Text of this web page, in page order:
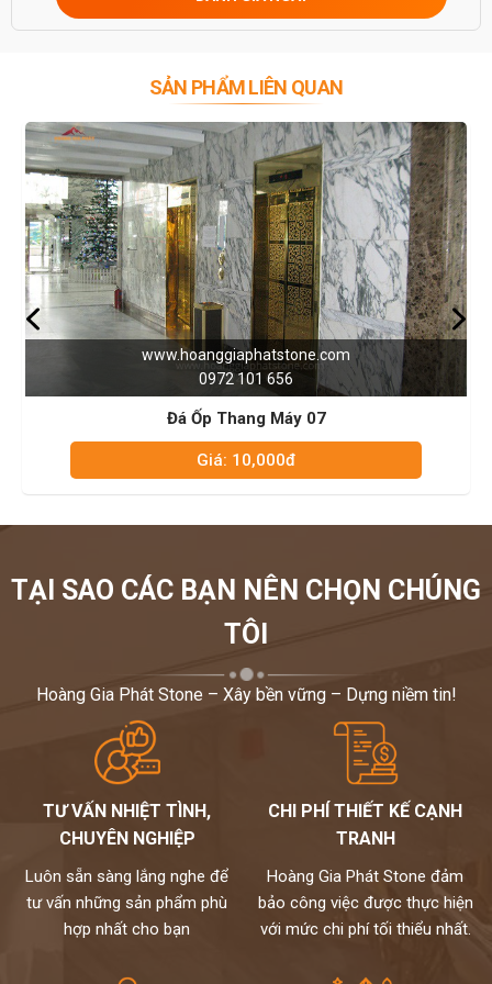
Trên thị trường hiện nay có nhiều đơn vị cung cấp đá ốp thang máy
không tránh khỏi mua phải những loại đá kém chất lượng cũng như
thương hiệu không uy tín.
kho đá hoàng gia phát - một đơn vị được khách hàng tin tưởng
Chúng tôi mang đến những sản phẩm đá ốp thang máy đẹp, chất
lượng hoàn hảo và có mức giá phù hợp với nhu cầu sử dụng trên thị
trường. Đã có nhiều năm kinh nghiệm trong lĩnh vực thi công đá
nên rất am hiểu về đá sẽ mang đến những thông tin chính xác cho
khách hàng trong quá trình lựa chọn.
NIỀM TIN CỦA KHÁCH LÀ HẠNH PHÚC CỦA CHÚNG TÔI - HÂN
HẠNHĐƯỢC PHỤC VỤ QUÝ KHÁCH – HOTLINE: 0972101656 -
0946916986
SẢN PHẨM LIÊN QUAN
www.hoanggiaphatstone.com
0972 101 656
Đá Ốp Thang Máy 07
Giá: 10,000đ
TẠI SAO CÁC BẠN NÊN CHỌN CHÚNG
TÔI
Hoàng Gia Phát Stone – Xây bền vững – Dựng niềm tin!
TƯ VẤN NHIỆT TÌNH,
CHUYÊN NGHIỆP
Luôn sẵn sàng lắng nghe để
tư vấn những sản phẩm phù
hợp nhất cho bạn
CHI PHÍ THIẾT KẾ CẠNH
TRANH
Hoàng Gia Phát Stone đảm
bảo công việc được thực hiện
với mức chi phí tối thiểu nhất.